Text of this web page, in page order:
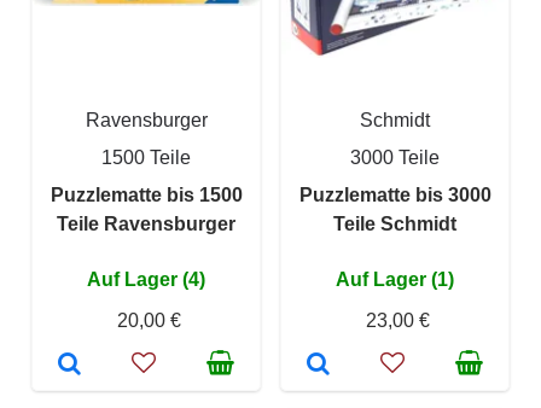
Ravensburger
1500 Teile
Puzzlematte bis 1500
Teile Ravensburger
Auf Lager (4)
20,00 €
Schmidt
3000 Teile
Puzzlematte bis 3000
Teile Schmidt
Auf Lager (1)
23,00 €